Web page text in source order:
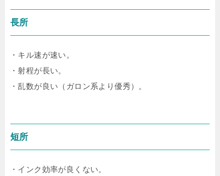
長所
・キル速が速い。
・射程が長い。
・乱数が良い（ガロン系より優秀）。
短所
・インク効率が良くない。